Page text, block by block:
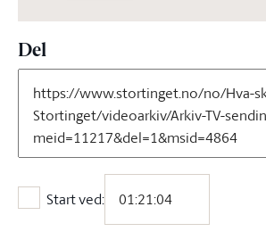
Del
Start ved:
Start ved: